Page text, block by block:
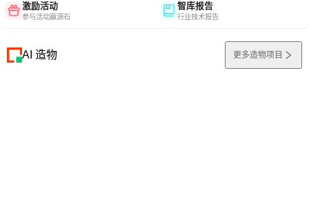
激励活动
参与活动赢源石
智库报告
行业技术报告
AI 造物 更多造物项目